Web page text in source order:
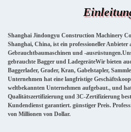
Shanghai Jindongyu Construction Machinery
Shanghai, China, ist ein professioneller Anbieter
Gebrauchtbaumaschinen und -
gebrauchte Bagger und LadegeräteWir bieten
Baggerlader, Grader, Kran, Gabelstapler,
Unternehmen hat eine langfristige
weltbekannten Unternehmen aufgebaut., und
Qualitätszertifizierung und 3C-Zertifizierung
Kundendienst garantiert. günstiger Preis.
von Millionen von Dollar.